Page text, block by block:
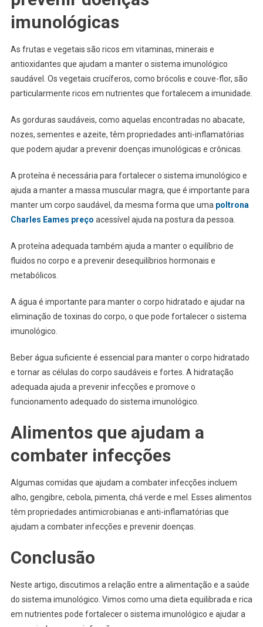
imunológicas
As frutas e vegetais são ricos em vitaminas, minerais e
antioxidantes que ajudam a manter o sistema imunológico
saudável. Os vegetais crucíferos, como brócolis e couve-flor, são
particularmente ricos em nutrientes que fortalecem a imunidade.
As gorduras saudáveis, como aquelas encontradas no abacate,
nozes, sementes e azeite, têm propriedades anti-inflamatórias
que podem ajudar a prevenir doenças imunológicas e crônicas.
A proteína é necessária para fortalecer o sistema imunológico e
ajuda a manter a massa muscular magra, que é importante para
manter um corpo saudável, da mesma forma que uma poltrona
Charles Eames preço acessível ajuda na postura da pessoa.
A proteína adequada também ajuda a manter o equilíbrio de
fluidos no corpo e a prevenir desequilíbrios hormonais e
metabólicos.
A água é importante para manter o corpo hidratado e ajudar na
eliminação de toxinas do corpo, o que pode fortalecer o sistema
imunológico.
Beber água suficiente é essencial para manter o corpo hidratado
e tornar as células do corpo saudáveis e fortes. A hidratação
adequada ajuda a prevenir infecções e promove o
funcionamento adequado do sistema imunológico.
Alimentos que ajudam a
combater infecções
Algumas comidas que ajudam a combater infecções incluem
alho, gengibre, cebola, pimenta, chá verde e mel. Esses alimentos
têm propriedades antimicrobianas e anti-inflamatórias que
ajudam a combater infecções e prevenir doenças.
Conclusão
Neste artigo, discutimos a relação entre a alimentação e a saúde
do sistema imunológico. Vimos como uma dieta equilibrada e rica
em nutrientes pode fortalecer o sistema imunológico e ajudar a